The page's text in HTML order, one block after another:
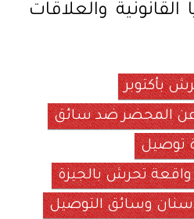
والعلاقات
بأكتوبر
عن المحضر ضد سائق
توصيل
واقعة تحرش بالجيزة
وسائق التوصيل